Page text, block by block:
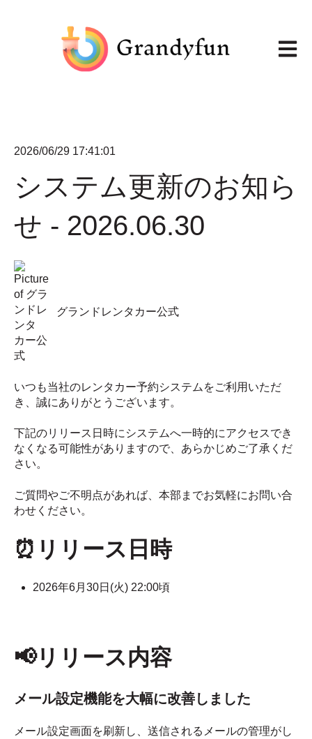
メイ
2026/06/29 17:41:01
システム更新のお知ら
せ - 2026.06.30
グランドレンタカー公式
いつも当社のレンタカー予約システムをご利用いただ
き、誠にありがとうございます。
下記のリリース日時にシステムへ一時的にアクセスでき
なくなる可能性がありますので、あらかじめご了承くだ
さい。
ご質問やご不明点があれば、本部までお気軽にお問い合
わせください。
⏰リリース日時
2026年6月30日(火) 22:00頃
📢リリース内容
メール設定機能を大幅に改善しました
メール設定画面を刷新し、送信されるメールの管理がし